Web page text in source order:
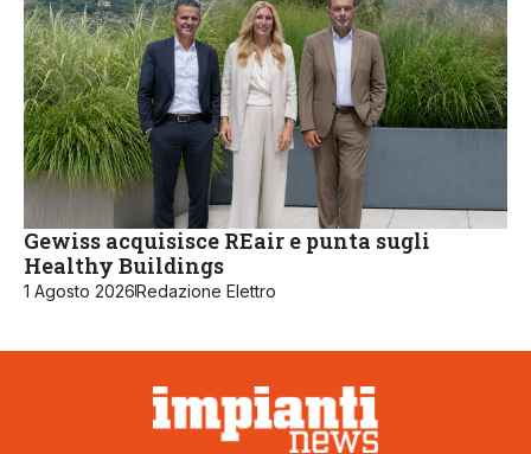
Gewiss acquisisce REair e punta sugli
Healthy Buildings
1 Agosto 2026Redazione Elettro